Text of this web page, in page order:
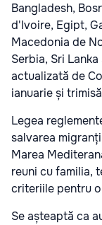
Bangladesh,
d'Ivoire, Egipt,
Macedonia de
Serbia, Sri
actualizată de
ianuarie și
Legea
salvarea
Marea
reuni cu familia,
criteriile pentru
Se așteaptă ca